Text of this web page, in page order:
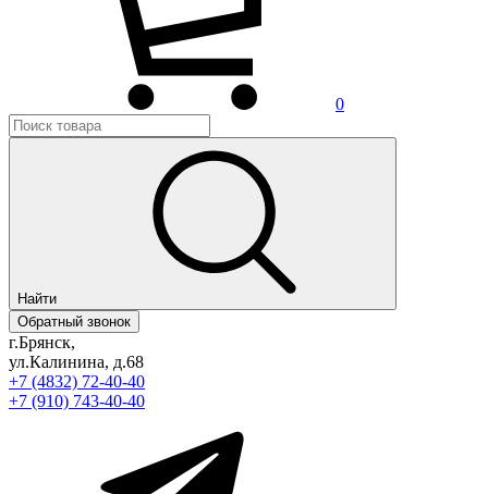
0
Найти
Обратный звонок
г.Брянск,
ул.Калинина, д.68
+7 (4832) 72-40-40
+7 (910) 743-40-40